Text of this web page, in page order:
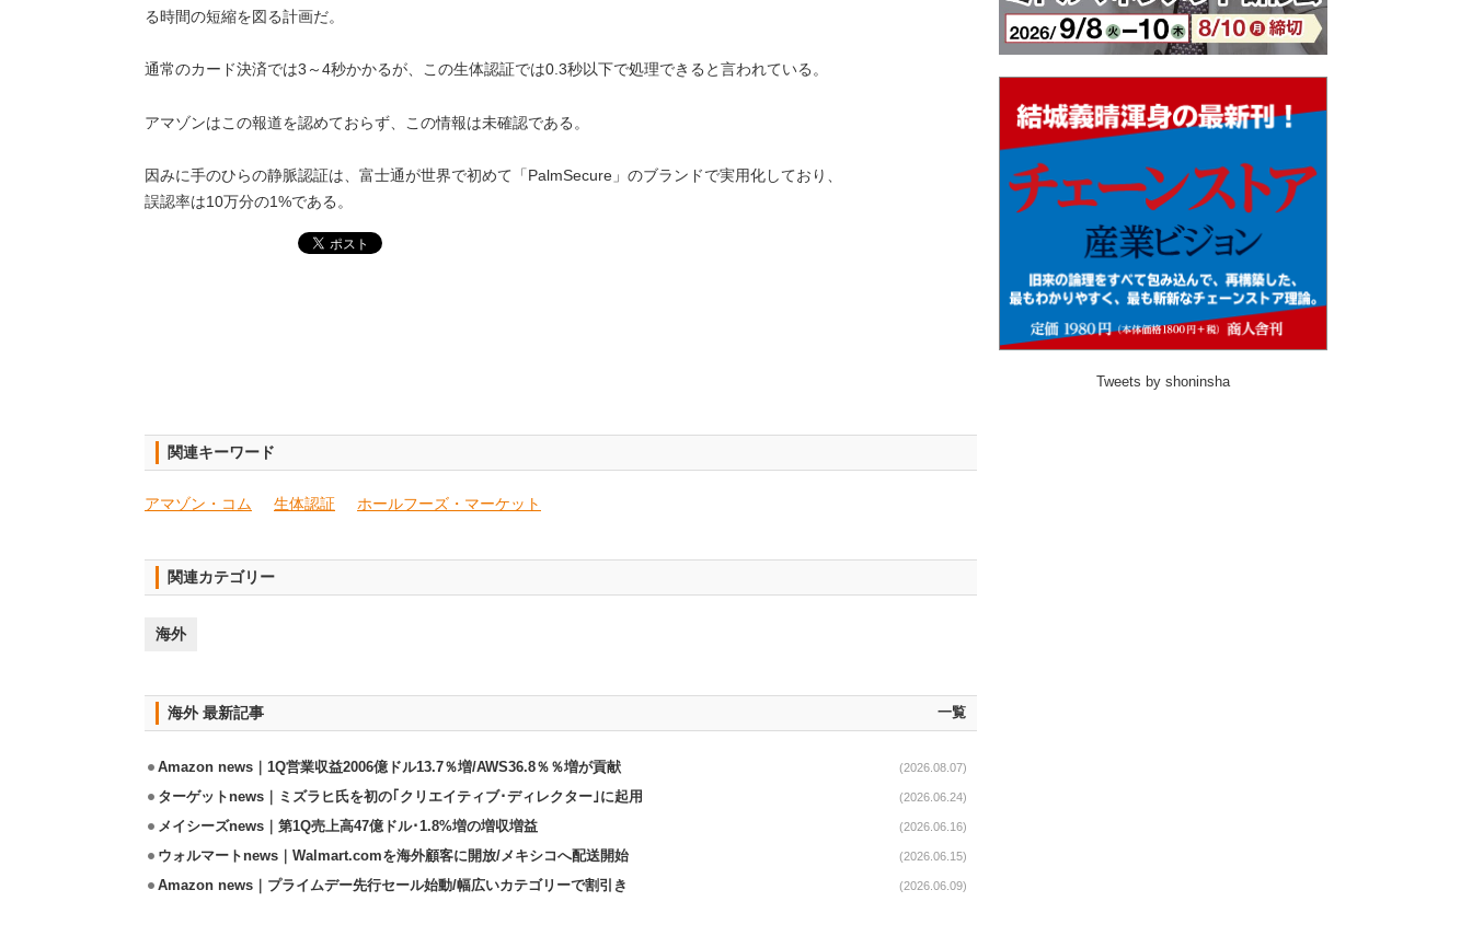
る時間の短縮を図る計画だ。
通常のカード決済では3～4秒かかるが、この生体認証では0.3秒以下で処理できると言われている。
アマゾンはこの報道を認めておらず、この情報は未確認である。
因みに手のひらの静脈認証は、富士通が世界で初めて「PalmSecure」のブランドで実用化しており、
誤認率は10万分の1%である。
関連キーワード
アマゾン・コム 生体認証 ホールフーズ・マーケット
関連カテゴリー
海外
海外 最新記事 一覧
Amazon news｜1Q営業収益2006億ドル13.7％増/AWS36.8％％増が貢献 (2026.08.07)
ターゲットnews｜ミズラヒ氏を初の｢クリエイティブ･ディレクター｣に起用 (2026.06.24)
メイシーズnews｜第1Q売上高47億ドル･1.8%増の増収増益 (2026.06.16)
ウォルマートnews｜Walmart.comを海外顧客に開放/メキシコへ配送開始 (2026.06.15)
Amazon news｜プライムデー先行セール始動/幅広いカテゴリーで割引き (2026.06.09)
Tweets by shoninsha